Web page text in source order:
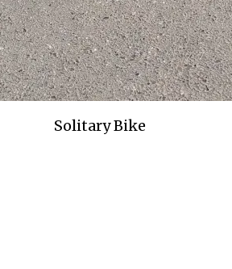
Solitary Bike